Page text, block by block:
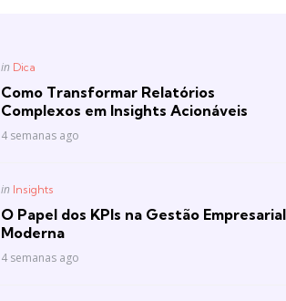
Posted
in Dica
Como Transformar Relatórios
Complexos em Insights Acionáveis
4 semanas ago
Posted
in Insights
O Papel dos KPIs na Gestão Empresarial
Moderna
4 semanas ago